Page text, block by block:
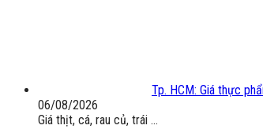
Tp. HCM: Giá thực
06/08/2026
Giá thịt, cá, rau củ, trái ...